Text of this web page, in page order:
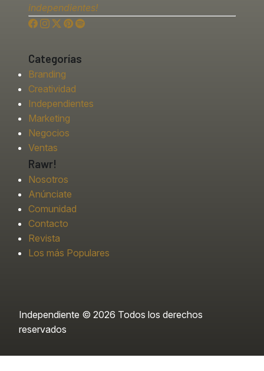
independientes!
Categorías
Branding
Creatividad
Independientes
Marketing
Negocios
Ventas
Rawr!
Nosotros
Anúnciate
Comunidad
Contacto
Revista
Los más Populares
Independiente © 2026 Todos los derechos
reservados